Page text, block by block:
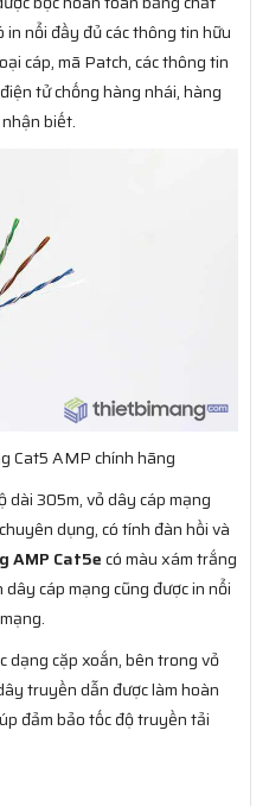
nổi đầy đủ các thông tin hữu
cáp, mã Patch, các thông tin
tử chống hàng nhái, hàng
biết.
Cat5 AMP chính hãng
dài 305m, vỏ dây cáp mạng
dụng, có tính đàn hồi và
AMP Cat5ecó màu xám trắng
cáp mạng cũng được in nổi
dạng cặp xoắn, bên trong vỏ
truyền dẫn được làm hoàn
đảm bảo tốc độ truyền tải